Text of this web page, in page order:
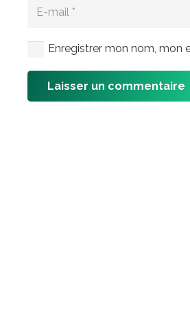
Enregistrer mon nom, mon
Laisser un commentaire